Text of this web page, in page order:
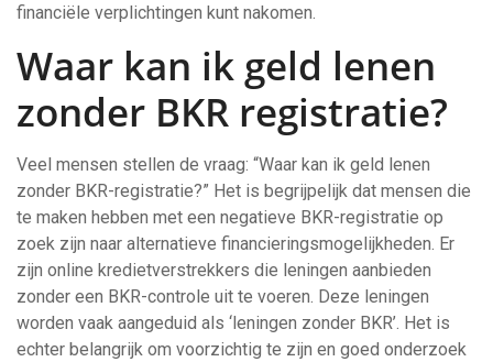
financiële verplichtingen kunt nakomen.
Waar kan ik geld lenen
zonder BKR registratie?
Veel mensen stellen de vraag: “Waar kan ik geld lenen
zonder BKR-registratie?” Het is begrijpelijk dat mensen die
te maken hebben met een negatieve BKR-registratie op
zoek zijn naar alternatieve financieringsmogelijkheden. Er
zijn online kredietverstrekkers die leningen aanbieden
zonder een BKR-controle uit te voeren. Deze leningen
worden vaak aangeduid als ‘leningen zonder BKR’. Het is
echter belangrijk om voorzichtig te zijn en goed onderzoek